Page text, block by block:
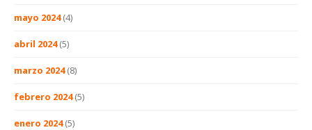
mayo 2024(4)
abril 2024(5)
marzo 2024(8)
febrero 2024(5)
enero 2024(5)